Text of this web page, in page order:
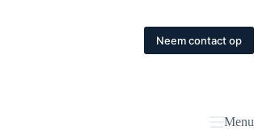
Neem contact op
Menu